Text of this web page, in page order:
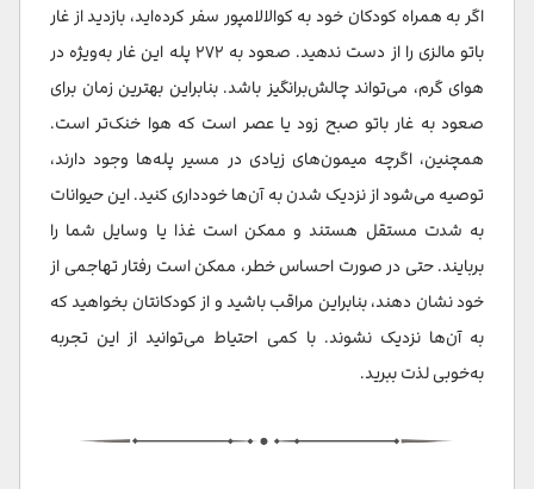
اگر به همراه کودکان خود به کوالالامپور سفر کرده‌اید، بازدید از غار
باتو مالزی را از دست ندهید. صعود به ۲۷۲ پله این غار به‌ویژه در
هوای گرم، می‌تواند چالش‌برانگیز باشد. بنابراین بهترین زمان برای
صعود به غار باتو صبح زود یا عصر است که هوا خنک‌تر است.
همچنین، اگرچه میمون‌های زیادی در مسیر پله‌ها وجود دارند،
توصیه می‌شود از نزدیک شدن به آن‌ها خودداری کنید. این حیوانات
به شدت مستقل هستند و ممکن است غذا یا وسایل شما را
بربایند. حتی در صورت احساس خطر، ممکن است رفتار تهاجمی از
خود نشان دهند، بنابراین مراقب باشید و از کودکانتان بخواهید که
به آن‌ها نزدیک نشوند. با کمی احتیاط می‌توانید از این تجربه
به‌خوبی لذت ببرید.